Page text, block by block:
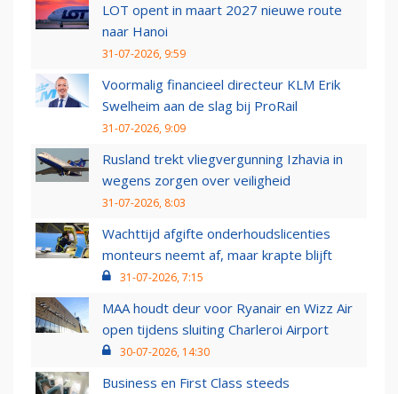
LOT opent in maart 2027 nieuwe route
naar Hanoi
31-07-2026, 9:59
Voormalig financieel directeur KLM Erik
Swelheim aan de slag bij ProRail
31-07-2026, 9:09
Rusland trekt vliegvergunning Izhavia in
wegens zorgen over veiligheid
31-07-2026, 8:03
Wachttijd afgifte onderhoudslicenties
monteurs neemt af, maar krapte blijft
31-07-2026, 7:15
MAA houdt deur voor Ryanair en Wizz Air
open tijdens sluiting Charleroi Airport
30-07-2026, 14:30
Business en First Class steeds